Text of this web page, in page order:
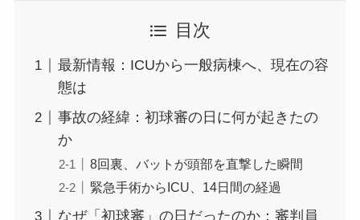
目次
最新情報：ICUから一般病棟へ、現在の容
態は
事故の経緯：初球審の日に何が起きたの
か
8回裏、バットが頭部を直撃した瞬間
緊急手術からICU、14日間の経過
なぜ「初球審」の日だったのか：審判員